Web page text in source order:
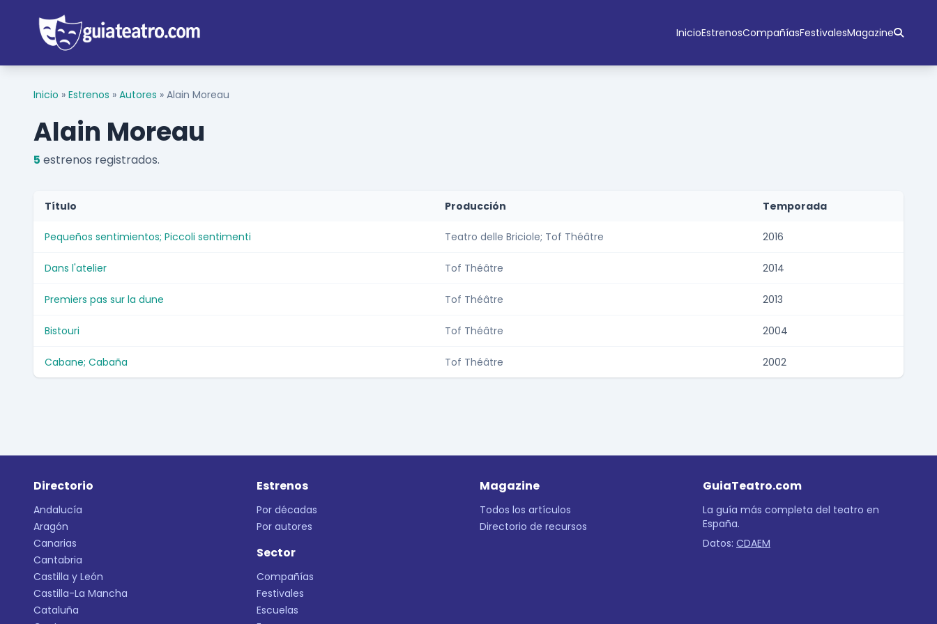
InicioEstrenosCompañíasFestivalesMagazine
Inicio » Estrenos » Autores » Alain Moreau
Alain Moreau
5 estrenos registrados.
Título Producción Temporada
Pequeños sentimientos; Piccoli sentimenti Teatro delle Briciole; Tof Théâtre 2016
Dans l'atelier Tof Théâtre 2014
Premiers pas sur la dune Tof Théâtre 2013
Bistouri Tof Théâtre 2004
Cabane; Cabaña Tof Théâtre 2002
Directorio
Andalucía
Aragón
Canarias
Cantabria
Castilla y León
Castilla-La Mancha
Cataluña
Estrenos
Por décadas
Por autores
Sector
Compañías
Festivales
Escuelas
Magazine
Todos los artículos
Directorio de recursos
GuiaTeatro.com
La guía más completa del teatro en
España.
Datos: CDAEM